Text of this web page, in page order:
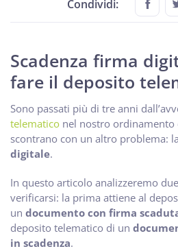
Condividi:
Scadenza firma
fare il deposito
Sono passati più di tre anni
telematico nel nostro ordinamento
scontrano con un altro problema: la
digitale.
In questo articolo analizzeremo
verificarsi: la prima attiene al
un documento con firma
deposito telematico di un
in scadenza.